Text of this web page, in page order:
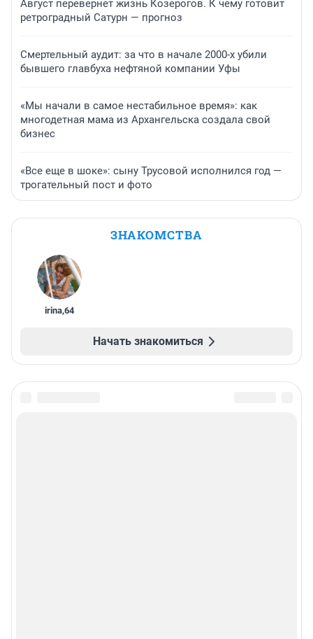
Август перевернет жизнь Козерогов. К чему готовит
ретроградный Сатурн — прогноз
Смертельный аудит: за что в начале 2000-х убили
бывшего главбуха нефтяной компании Уфы
«Мы начали в самое нестабильное время»: как
многодетная мама из Архангельска создала свой
бизнес
«Все еще в шоке»: сыну Трусовой исполнился год —
трогательный пост и фото
ЗНАКОМСТВА
irina,64
Начать знакомиться